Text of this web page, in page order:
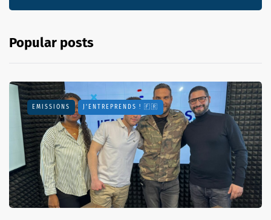
Popular posts
EMISSIONS J'ENTREPRENDS ! 🇫🇷